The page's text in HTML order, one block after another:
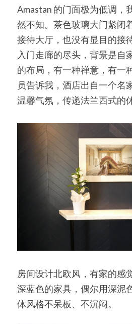
Amastan 的门面极为低调，
然不知。茶色玻璃大门紧闭
接待大厅，也没有显目的接
入门走廊的尽头，背景是自
的布局，有一种禅意，有一
员告诉我，酒店出自一个名
温馨气氛，传递法兰西式的
房间设计北欧风，有家的感
深蓝色的家具，偶尔用深泥
体风格不呆板、不沉闷。